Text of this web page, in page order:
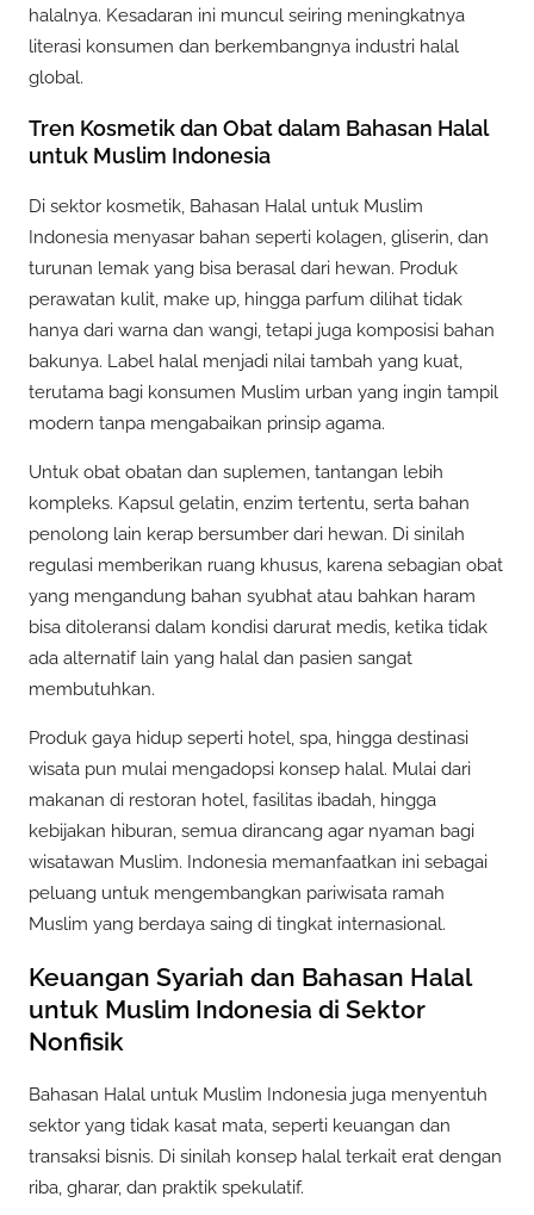
halalnya. Kesadaran ini muncul seiring meningkatnya
literasi konsumen dan berkembangnya industri halal
global.
Tren Kosmetik dan Obat dalam Bahasan Halal
untuk Muslim Indonesia
Di sektor kosmetik, Bahasan Halal untuk Muslim
Indonesia menyasar bahan seperti kolagen, gliserin, dan
turunan lemak yang bisa berasal dari hewan. Produk
perawatan kulit, make up, hingga parfum dilihat tidak
hanya dari warna dan wangi, tetapi juga komposisi bahan
bakunya. Label halal menjadi nilai tambah yang kuat,
terutama bagi konsumen Muslim urban yang ingin tampil
modern tanpa mengabaikan prinsip agama.
Untuk obat obatan dan suplemen, tantangan lebih
kompleks. Kapsul gelatin, enzim tertentu, serta bahan
penolong lain kerap bersumber dari hewan. Di sinilah
regulasi memberikan ruang khusus, karena sebagian obat
yang mengandung bahan syubhat atau bahkan haram
bisa ditoleransi dalam kondisi darurat medis, ketika tidak
ada alternatif lain yang halal dan pasien sangat
membutuhkan.
Produk gaya hidup seperti hotel, spa, hingga destinasi
wisata pun mulai mengadopsi konsep halal. Mulai dari
makanan di restoran hotel, fasilitas ibadah, hingga
kebijakan hiburan, semua dirancang agar nyaman bagi
wisatawan Muslim. Indonesia memanfaatkan ini sebagai
peluang untuk mengembangkan pariwisata ramah
Muslim yang berdaya saing di tingkat internasional.
Keuangan Syariah dan Bahasan Halal
untuk Muslim Indonesia di Sektor
Nonfisik
Bahasan Halal untuk Muslim Indonesia juga menyentuh
sektor yang tidak kasat mata, seperti keuangan dan
transaksi bisnis. Di sinilah konsep halal terkait erat dengan
riba, gharar, dan praktik spekulatif.